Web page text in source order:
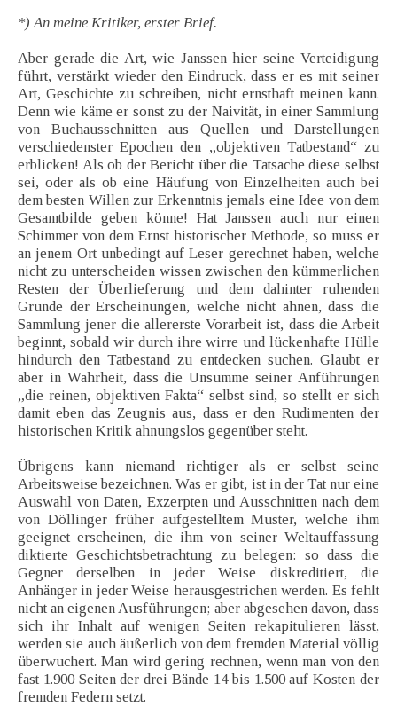
*) An meine Kritiker, erster Brief.
Aber gerade die Art, wie Janssen hier seine Verteidigung
führt, verstärkt wieder den Eindruck, dass er es mit seiner
Art, Geschichte zu schreiben, nicht ernsthaft meinen kann.
Denn wie käme er sonst zu der Naivität, in einer Sammlung
von Buchausschnitten aus Quellen und Darstellungen
verschiedenster Epochen den „objektiven Tatbestand“ zu
erblicken! Als ob der Bericht über die Tatsache diese selbst
sei, oder als ob eine Häufung von Einzelheiten auch bei
dem besten Willen zur Erkenntnis jemals eine Idee von dem
Gesamtbilde geben könne! Hat Janssen auch nur einen
Schimmer von dem Ernst historischer Methode, so muss er
an jenem Ort unbedingt auf Leser gerechnet haben, welche
nicht zu unterscheiden wissen zwischen den kümmerlichen
Resten der Überlieferung und dem dahinter ruhenden
Grunde der Erscheinungen, welche nicht ahnen, dass die
Sammlung jener die allererste Vorarbeit ist, dass die Arbeit
beginnt, sobald wir durch ihre wirre und lückenhafte Hülle
hindurch den Tatbestand zu entdecken suchen. Glaubt er
aber in Wahrheit, dass die Unsumme seiner Anführungen
„die reinen, objektiven Fakta“ selbst sind, so stellt er sich
damit eben das Zeugnis aus, dass er den Rudimenten der
historischen Kritik ahnungslos gegenüber steht.
Übrigens kann niemand richtiger als er selbst seine
Arbeitsweise bezeichnen. Was er gibt, ist in der Tat nur eine
Auswahl von Daten, Exzerpten und Ausschnitten nach dem
von Döllinger früher aufgestelltem Muster, welche ihm
geeignet erscheinen, die ihm von seiner Weltauffassung
diktierte Geschichtsbetrachtung zu belegen: so dass die
Gegner derselben in jeder Weise diskreditiert, die
Anhänger in jeder Weise herausgestrichen werden. Es fehlt
nicht an eigenen Ausführungen; aber abgesehen davon, dass
sich ihr Inhalt auf wenigen Seiten rekapitulieren lässt,
werden sie auch äußerlich von dem fremden Material völlig
überwuchert. Man wird gering rechnen, wenn man von den
fast 1.900 Seiten der drei Bände 14 bis 1.500 auf Kosten der
fremden Federn setzt.